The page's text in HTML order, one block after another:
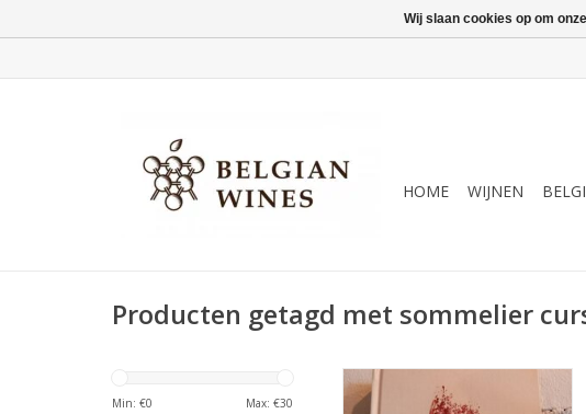
HOME WIJNEN
Producten getagd met sommelier
Min: €0 Max: €30
Een boek voor iedereen die zich
Wij slaan cookies op om